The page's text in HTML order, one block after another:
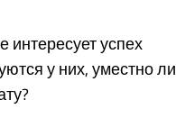
успех
у них, уместно ли